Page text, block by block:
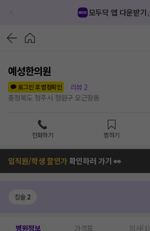
모두닥 앱 다운받기
예성한의원
로그인 후 별점확인
리뷰 2
충청북도 청주시 청원구 오근장동
전화하기 찜하기
임직원/학생 할인가확인하러 가기 👀
침술 2
병원정보 가격표 의사(1)